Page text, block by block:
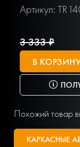
Артикул:
3 333 ₽
В
Похожий товар
КАРКАСНЫЕ